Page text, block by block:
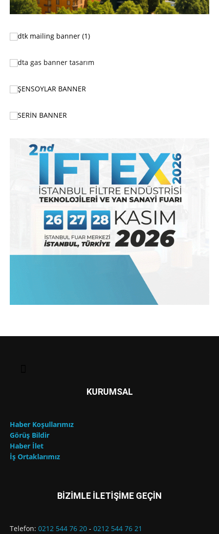
KURUMSAL
Haber Koşullarımız
Görüş Bildir
Haber İlet
İş Ortaklarımız
BİZİMLE İLETİŞİME GEÇİN
Telefon: 0212 544 76 20 - 0212 544 76 21